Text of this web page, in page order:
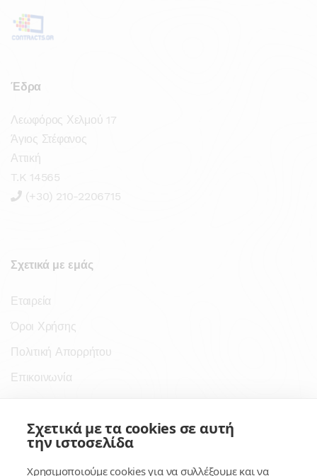
Έδρα
Λεωφόρος Χελμού 17
Άγιος Στέφανος
Αττική
T.K 14565
(+30) 210-2206715
Σχετικά με εμάς
Εταιρεία
Όροι Χρήσης
Πολιτική Απορρήτου
Επικοινωνία
Σύνδεσμοι
Σχετικά με τα cookies σε αυτή
την ιστοσελίδα
Χρησιμοποιούμε cookies για να συλλέξουμε και να